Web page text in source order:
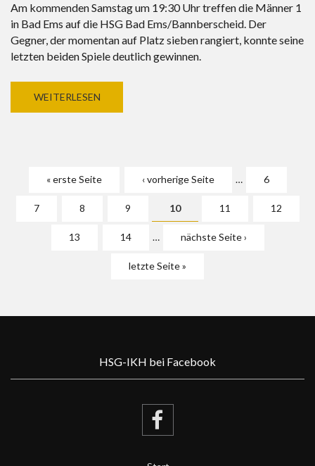
Am kommenden Samstag um 19:30 Uhr treffen die Männer 1
in Bad Ems auf die HSG Bad Ems/Bannberscheid. Der
Gegner, der momentan auf Platz sieben rangiert, konnte seine
letzten beiden Spiele deutlich gewinnen.
WEITERLESEN
« erste Seite ‹ vorherige Seite … 6
7 8 9 10 11 12
13 14 … nächste Seite ›
letzte Seite »
HSG-IKH bei Facebook